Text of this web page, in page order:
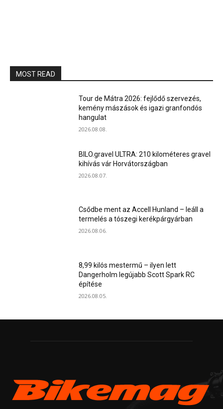
MOST READ
Tour de Mátra 2026: fejlődő szervezés,
kemény mászások és igazi granfondós
hangulat
2026.08.08.
BILO.gravel ULTRA: 210 kilométeres gravel
kihívás vár Horvátországban
2026.08.07.
Csődbe ment az Accell Hunland – leáll a
termelés a tószegi kerékpárgyárban
2026.08.06.
8,99 kilós mestermű – ilyen lett
Dangerholm legújabb Scott Spark RC
építése
2026.08.05.